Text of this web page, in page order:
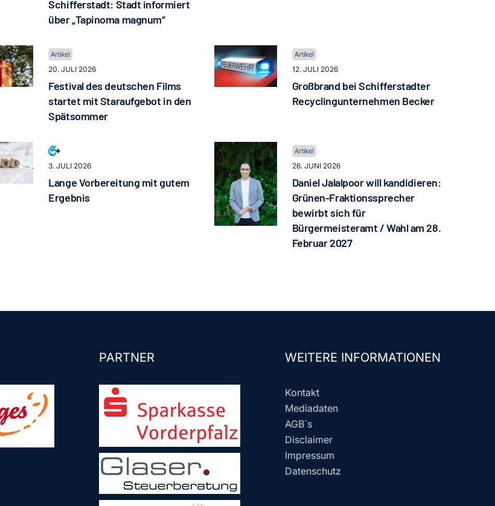
Schifferstadt: Stadt informiert
über „Tapinoma magnum“
20. JULI 2026
Festival des deutschen Films
startet mit Staraufgebot in den
Spätsommer
12. JULI 2026
Großbrand bei Schifferstadter
Recyclingunternehmen Becker
3. JULI 2026
Lange Vorbereitung mit gutem
Ergebnis
26. JUNI 2026
Daniel Jalalpoor will kandidieren:
Grünen-Fraktionssprecher
bewirbt sich für
Bürgermeisteramt / Wahl am 28.
Februar 2027
PARTNER WEITERE INFORMATIONEN
Kontakt
Mediadaten
AGB´s
Disclaimer
Impressum
Datenschutz